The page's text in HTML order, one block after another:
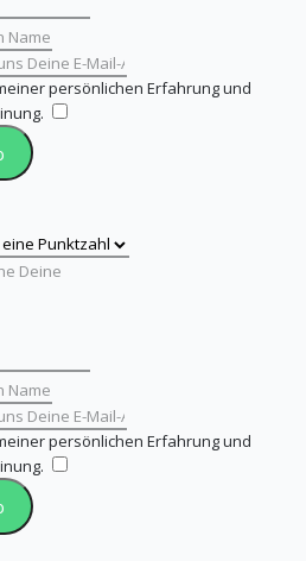
persönlichen Erfahrung und
persönlichen Erfahrung und